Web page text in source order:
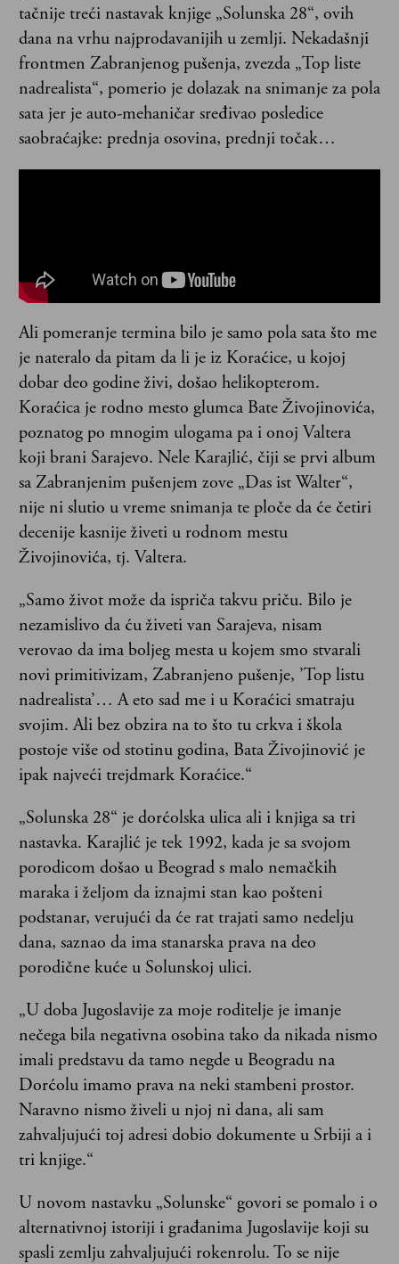
tačnije treći nastavak knjige „Solunska 28“, ovih
dana na vrhu najprodavanijih u zemlji. Nekadašnji
frontmen Zabranjenog pušenja, zvezda „Top liste
nadrealista“, pomerio je dolazak na snimanje za pola
sata jer je auto-mehaničar sređivao posledice
saobraćajke: prednja osovina, prednji točak…
Ali pomeranje termina bilo je samo pola sata što me
je nateralo da pitam da li je iz Koraćice, u kojoj
dobar deo godine živi, došao helikopterom.
Koraćica je rodno mesto glumca Bate Živojinovića,
poznatog po mnogim ulogama pa i onoj Valtera
koji brani Sarajevo. Nele Karajlić, čiji se prvi album
sa Zabranjenim pušenjem zove „Das ist Walter“,
nije ni slutio u vreme snimanja te ploče da će četiri
decenije kasnije živeti u rodnom mestu
Živojinovića, tj. Valtera.
„Samo život može da ispriča takvu priču. Bilo je
nezamislivo da ću živeti van Sarajeva, nisam
verovao da ima boljeg mesta u kojem smo stvarali
novi primitivizam, Zabranjeno pušenje, ’Top listu
nadrealista’… A eto sad me i u Koraćici smatraju
svojim. Ali bez obzira na to što tu crkva i škola
postoje više od stotinu godina, Bata Živojinović je
ipak najveći trejdmark Koraćice.“
„Solunska 28“ je dorćolska ulica ali i knjiga sa tri
nastavka. Karajlić je tek 1992, kada je sa svojom
porodicom došao u Beograd s malo nemačkih
maraka i željom da iznajmi stan kao pošteni
podstanar, verujući da će rat trajati samo nedelju
dana, saznao da ima stanarska prava na deo
porodične kuće u Solunskoj ulici.
„U doba Jugoslavije za moje roditelje je imanje
nečega bila negativna osobina tako da nikada nismo
imali predstavu da tamo negde u Beogradu na
Dorćolu imamo prava na neki stambeni prostor.
Naravno nismo živeli u njoj ni dana, ali sam
zahvaljujući toj adresi dobio dokumente u Srbiji a i
tri knjige.“
U novom nastavku „Solunske“ govori se pomalo i o
alternativnoj istoriji i građanima Jugoslavije koji su
spasli zemlju zahvaljujući rokenrolu. To se nije